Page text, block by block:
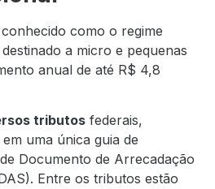
como o regime
a micro e pequenas
anual de até R$ 4,8
tributos federais,
uma única guia de
Documento de Arrecadação
Entre os tributos estão